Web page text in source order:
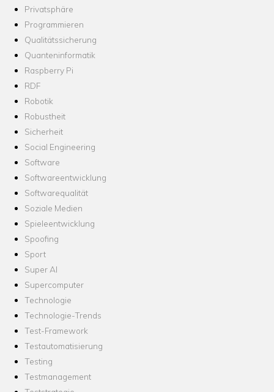
Privatsphäre
Programmieren
Qualitätssicherung
Quanteninformatik
Raspberry Pi
RDF
Robotik
Robustheit
Sicherheit
Social Engineering
Software
Softwareentwicklung
Softwarequalität
Soziale Medien
Spieleentwicklung
Spoofing
Sport
Super AI
Supercomputer
Technologie
Technologie-Trends
Test-Framework
Testautomatisierung
Testing
Testmanagement